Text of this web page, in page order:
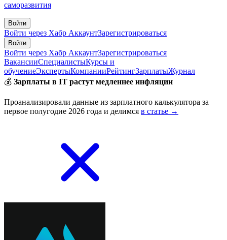
саморазвития
Войти
Войти через Хабр АккаунтЗарегистрироваться
Войти
Войти через Хабр АккаунтЗарегистрироваться
ВакансииСпециалистыКурсы и
обучениеЭкспертыКомпанииРейтингЗарплатыЖурнал
💰 Зарплаты в IT растут медленнее инфляции
Проанализировали данные из зарплатного калькулятора за
первое полугодие 2026 года и делимся в статье →